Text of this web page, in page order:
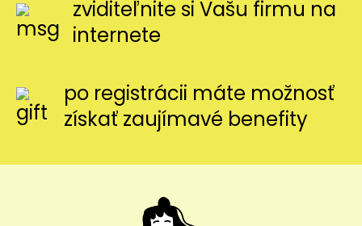
zviditeľnite si Vašu firmu na
internete
po registrácii máte možnosť
získať zaujímavé benefity